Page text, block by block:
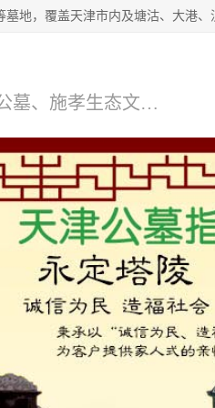
天津公墓、天津墓地、万寿园公墓、施孝生态文化陵园